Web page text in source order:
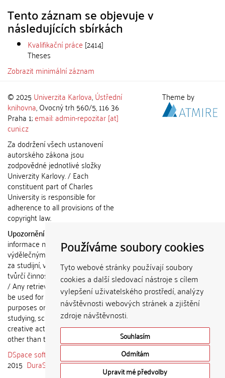
Používáme soubory cookies
Tyto webové stránky používají soubory
cookies a další sledovací nástroje s cílem
vylepšení uživatelského prostředí, analýzy
návštěvnosti webových stránek a zjištění
zdroje návštěvnosti.
Souhlasím
Odmítám
Upravit mé předvolby
Tento záznam se objevuje v
následujících sbírkách
Kvalifikační práce [2414]
Theses
Zobrazit minimální záznam
© 2025 Univerzita Karlova,Ústřední
knihovna, Ovocný trh 560/5, 116 36
Praha 1;email: admin-repozitar [at]
cuni.cz
Za dodržení všech ustanovení
autorského zákona jsou
zodpovědné jednotlivé složky
Univerzity Karlovy. / Each
constituent part of Charles
University is responsible for
adherence to all provisions of the
copyright law.
Upozornění / Notice:
informace nemohou být použity k
výdělečným účelům nebo vydávány
za studijní, vědeckou nebo jinou
tvůrčí činnost jiné osoby než autora.
/ Any retrieved information shall not
be used for any commercial
purposes or claimed as results of
studying, scientific or any other
creative activities of any person
other than the author.
DSpace software
copyright © 2002-
2015 DuraSpace
Theme by